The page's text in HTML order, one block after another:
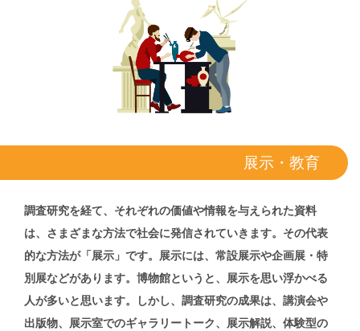
展示・教育
調査研究を経て、それぞれの価値や情報を与えられた資料
は、さまざまな方法で社会に発信されていきます。その代表
的な方法が「展示」です。展示には、常設展示や企画展・特
別展などがあります。博物館というと、展示を思い浮かべる
人が多いと思います。しかし、調査研究の成果は、講演会や
出版物、展示室でのギャラリートーク、展示解説、体験型の